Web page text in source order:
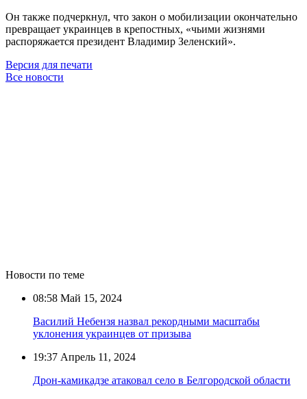
Он также подчеркнул, что закон о мобилизации окончательно
превращает украинцев в крепостных, «чьими жизнями
распоряжается президент Владимир Зеленский».
Версия для печати
Все новости
Новости по теме
08:58 Май 15, 2024
Василий Небензя назвал рекордными масштабы
уклонения украинцев от призыва
19:37 Апрель 11, 2024
Дрон-камикадзе атаковал село в Белгородской области